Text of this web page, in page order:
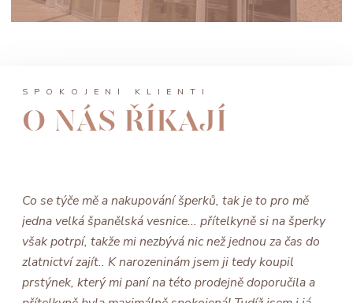
SPOKOJENÍ KLIENTI
O NÁS ŘÍKAJÍ
Co se týče mě a nakupování šperků, tak je to pro mě
jedna velká španělská vesnice... přítelkyně si na šperky
však potrpí, takže mi nezbývá nic než jednou za čas do
zlatnictví zajít.. K narozeninám jsem ji tedy koupil
prstýnek, který mi paní na této prodejně doporučila a